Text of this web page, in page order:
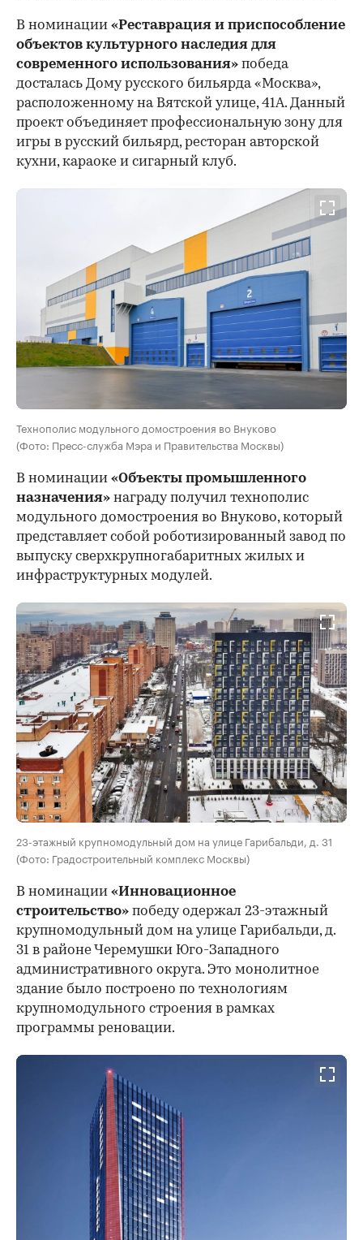
В номинации «Реставрация и приспособление
объектов культурного наследия для
современного использования» победа
досталась Дому русского бильярда «Москва»,
расположенному на Вятской улице, 41А. Данный
проект объединяет профессиональную зону для
игры в русский бильярд, ресторан авторской
кухни, караоке и сигарный клуб.
Технополис модульного домостроения во Внуково
(Фото: Пресс-служба Мэра и Правительства Москвы)
В номинации «Объекты промышленного
назначения» награду получил технополис
модульного домостроения во Внуково, который
представляет собой роботизированный завод по
выпуску сверхкрупногабаритных жилых и
инфраструктурных модулей.
23-этажный крупномодульный дом на улице Гарибальди, д. 31
(Фото: Градостроительный комплекс Москвы)
В номинации «Инновационное
строительство» победу одержал 23-этажный
крупномодульный дом на улице Гарибальди, д.
31 в районе Черемушки Юго-Западного
административного округа. Это монолитное
здание было построено по технологиям
крупномодульного строения в рамках
программы реновации.